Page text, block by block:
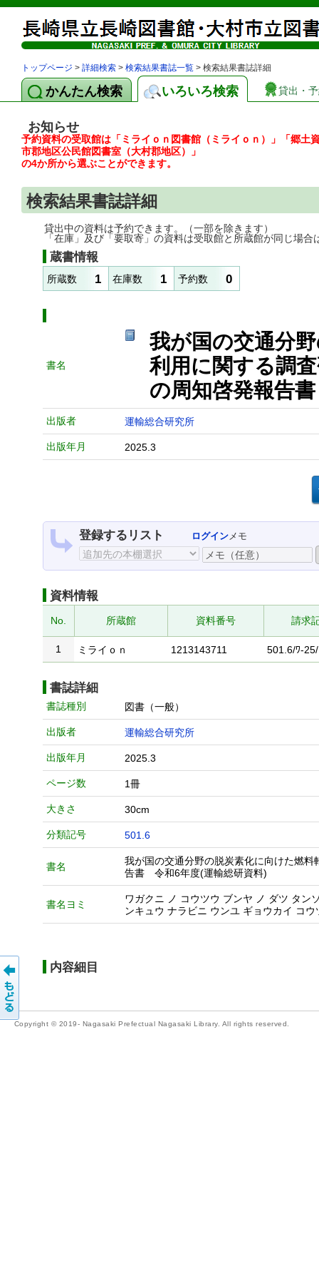
トップページ > 詳細検索 > 検索結果書誌一覧 > 検索結果書誌詳細
かんたん検索 いろいろ検索 貸出・
お知らせ
予約資料の受取館は「ミライｏｎ図書館（ミライｏｎ）」「郷
市郡地区公民館図書室（大村郡地区）」
の4か所から選ぶことができます。
検索結果書誌詳細
貸出中の資料は予約できます。（一部を除きます）
「在庫」及び「要取寄」の資料は受取館と所蔵館が同じ場合
蔵書情報
所蔵数 1 在庫数 1 予約数 0
書名
我が国の交通分
利用に関する調
の周知啓発報告
出版者 運輸総合研究所
出版年月 2025.3
登録するリスト ログインメモ
資料情報
No. 所蔵館 資料番号 請求
1 ミライｏｎ 1213143711 501.6/ﾜ-25/
書誌詳細
書誌種別 図書（一般）
出版者 運輸総合研究所
出版年月 2025.3
ページ数 1冊
大きさ 30cm
分類記号 501.6
書名
我が国の交通分野の脱炭素化に向けた燃
告書 令和6年度(運輸総研資料)
書名ヨミ
ワガクニ ノ コウツウ ブンヤ ノ ダツ タン
ンキュウ ナラビニ ウンユ ギョウカイ コ
内容細目
Copyright © 2019- Nagasaki Prefectual Nagasaki Library. All rights reserved.